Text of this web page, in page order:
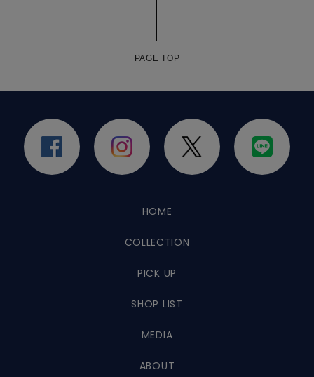
PAGE TOP
HOME
COLLECTION
PICK UP
SHOP LIST
MEDIA
ABOUT